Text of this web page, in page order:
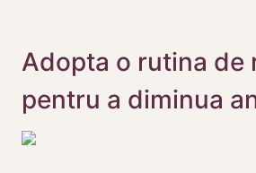
Adopta o rutina de
pentru a diminua